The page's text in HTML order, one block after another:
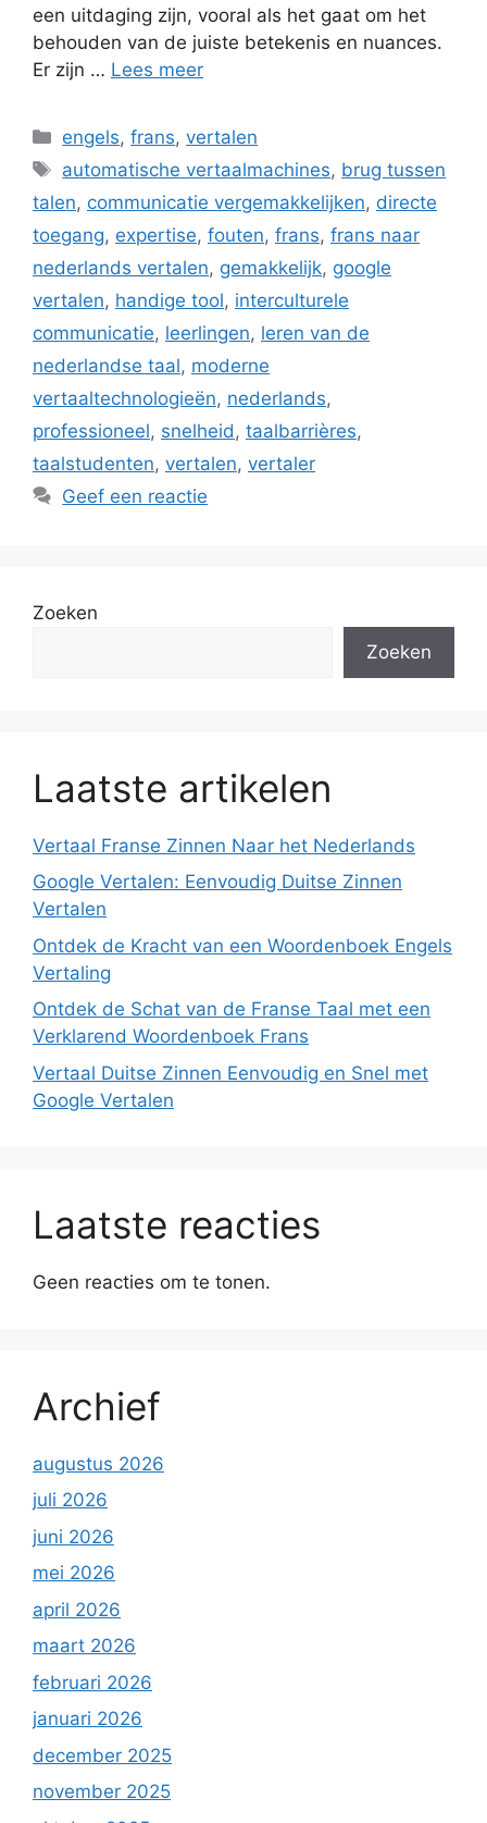
een uitdaging zijn, vooral als het gaat om het
behouden van de juiste betekenis en nuances.
Er zijn … Lees meer
Categorieën
engels,frans,vertalen
Tags
automatische vertaalmachines, brug tussen
talen, communicatie vergemakkelijken, directe
toegang, expertise, fouten, frans, frans naar
nederlands vertalen, gemakkelijk, google
vertalen, handige tool, interculturele
communicatie, leerlingen, leren van de
nederlandse taal, moderne
vertaaltechnologieën, nederlands,
professioneel, snelheid , taalbarrières,
taalstudenten, vertalen, vertaler
Geef een reactie
Zoeken
Zoeken
Laatste artikelen
Vertaal Franse Zinnen Naar het Nederlands
Google Vertalen: Eenvoudig Duitse Zinnen
Vertalen
Ontdek de Kracht van een Woordenboek Engels
Vertaling
Ontdek de Schat van de Franse Taal met een
Verklarend Woordenboek Frans
Vertaal Duitse Zinnen Eenvoudig en Snel met
Google Vertalen
Laatste reacties
Geen reacties om te tonen.
Archief
augustus 2026
juli 2026
juni 2026
mei 2026
april 2026
maart 2026
februari 2026
januari 2026
december 2025
november 2025